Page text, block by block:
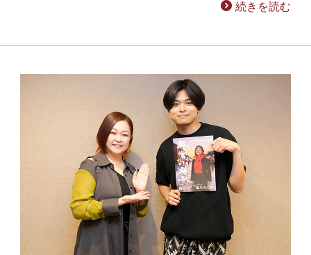
続きを読む